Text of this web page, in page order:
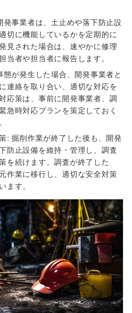
事業者は、土止めや落下防止設
切に機能しているかを定期的に
見された場合は、速やかに修理
当者や担当者に報告します。
が発生した場合、開発事業者と
連絡を取り合い、適切な対応を
応策は、事前に開発事業者、調
急時対応プランを策定しておく
: 掘削作業が終了した後も、開発
防止設備を維持・管理し、調査
を続けます。調査が終了した
作業に移行し、適切な安全対策
ます。